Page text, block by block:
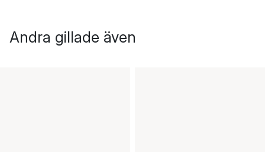
Andra gillade även